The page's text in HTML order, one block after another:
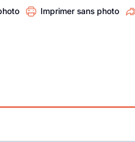
Imprimer sans photo